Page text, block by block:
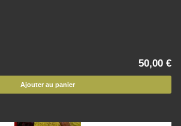
50,00 €
Ajouter au panier